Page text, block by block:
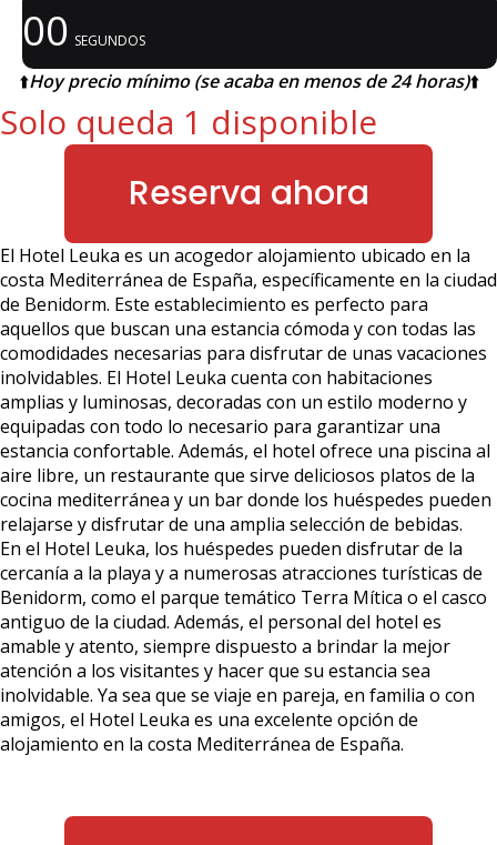
00 SEGUNDOS
⬆️Hoy precio mínimo (se acaba en menos de 24 horas)⬆️
Solo queda 1 disponible
Reserva ahora
El Hotel Leuka es un acogedor alojamiento ubicado en la
costa Mediterránea de España, específicamente en la ciudad
de Benidorm. Este establecimiento es perfecto para
aquellos que buscan una estancia cómoda y con todas las
comodidades necesarias para disfrutar de unas vacaciones
inolvidables. El Hotel Leuka cuenta con habitaciones
amplias y luminosas, decoradas con un estilo moderno y
equipadas con todo lo necesario para garantizar una
estancia confortable. Además, el hotel ofrece una piscina al
aire libre, un restaurante que sirve deliciosos platos de la
cocina mediterránea y un bar donde los huéspedes pueden
relajarse y disfrutar de una amplia selección de bebidas.
En el Hotel Leuka, los huéspedes pueden disfrutar de la
cercanía a la playa y a numerosas atracciones turísticas de
Benidorm, como el parque temático Terra Mítica o el casco
antiguo de la ciudad. Además, el personal del hotel es
amable y atento, siempre dispuesto a brindar la mejor
atención a los visitantes y hacer que su estancia sea
inolvidable. Ya sea que se viaje en pareja, en familia o con
amigos, el Hotel Leuka es una excelente opción de
alojamiento en la costa Mediterránea de España.